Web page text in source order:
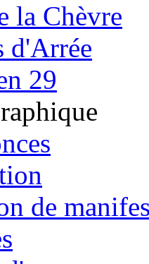
la Chèvre
d'Arrée
29
de